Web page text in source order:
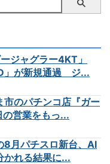
ジャグラー4KT」
」が新規通過 ジ...
市のパチンコ店『ガー
営業をもっ...
8月パチスロ新台、AI
かれる結果に...